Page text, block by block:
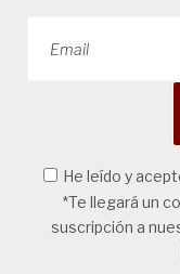
He leído y
*Te llegará un
suscripción a